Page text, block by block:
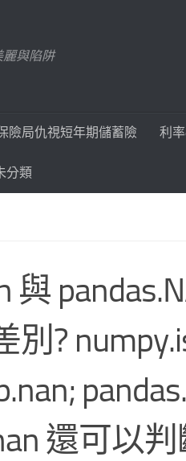
麗與陷阱
險局仇視短年期儲蓄險 利
分類
與
別?
還可以判